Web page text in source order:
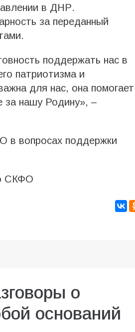
в ДНР.
за переданный
поддержать нас в
патриотизма и
для нас, она помогает
за нашу Родину», –
в вопросах поддержки
СКФО
о
оснований